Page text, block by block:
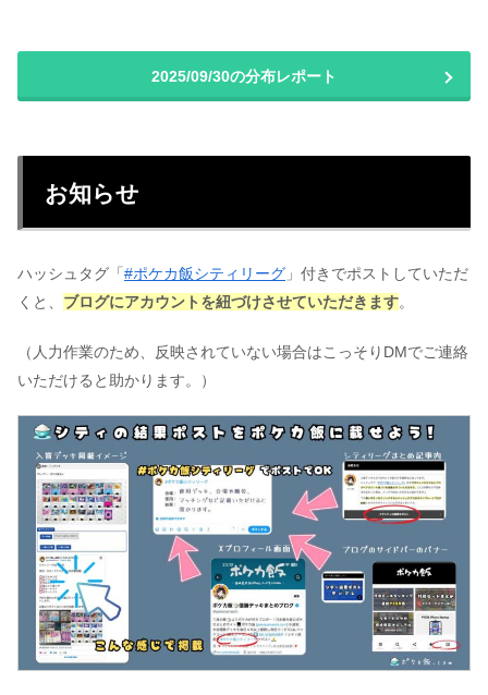
2025/09/30の分布レポート
お知らせ
ハッシュタグ「 #ポケカ飯シティリーグ 」付きでポストしていただ
くと、 ブログにアカウントを紐づけさせていただきます。
（人力作業のため、反映されていない場合はこっそりDMでご連絡
いただけると助かります。）